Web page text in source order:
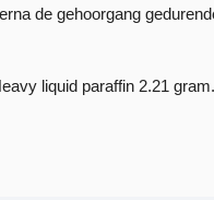
de gehoorgang
liquid paraffin 2.21